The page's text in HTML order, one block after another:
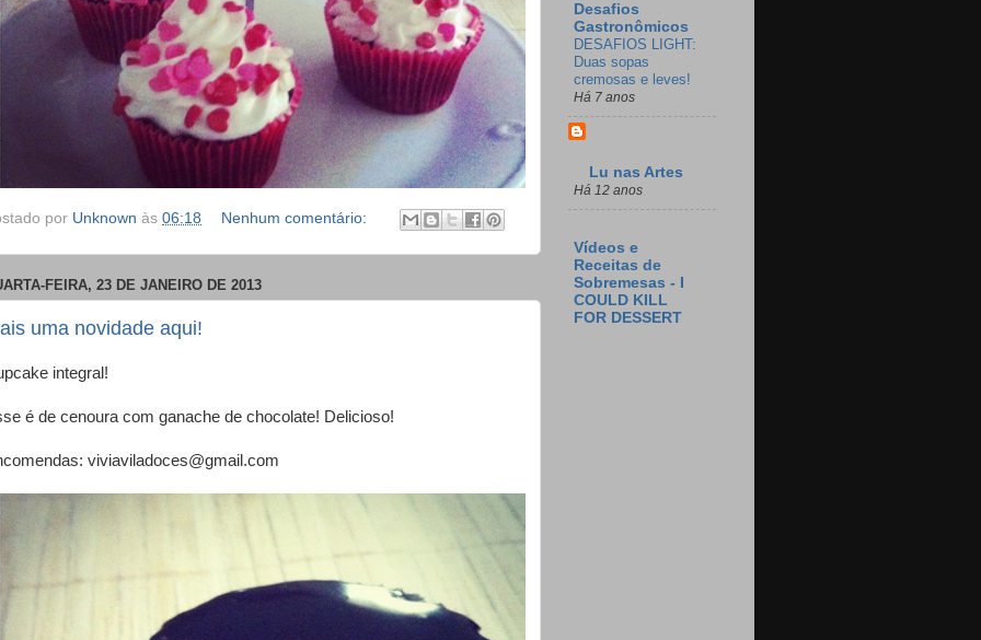
por Unknown às 06:18 Nenhum comentário:
FEIRA, 23 DE JANEIRO DE 2013
uma novidade aqui!
integral!
é de cenoura com ganache de chocolate! Delicioso!
viviaviladoces@gmail.com
Desafios
Gastronômicos
DESAFIOS LIGHT:
Duas sopas
cremosas e leves!
Há 7 anos
Lu nas Artes
Há 12 anos
Vídeos e
Receitas de
Sobremesas - I
COULD KILL
FOR DESSERT